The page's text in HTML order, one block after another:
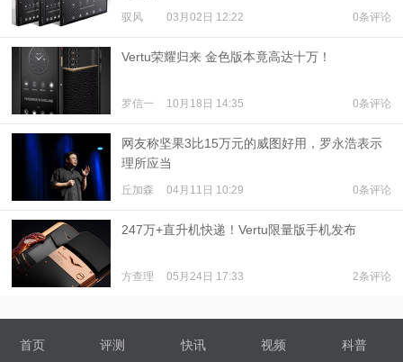
驭风 03月02日 12:22 0条评论
Vertu荣耀归来 金色版本竟高达十万！
罗信一 10月18日 14:35 0条评论
网友称坚果3比15万元的威图好用，罗永浩表示
理所应当
丘加森 04月11日 10:29 0条评论
247万+直升机快递！Vertu限量版手机发布
方查理 05月24日 17:33 2条评论
首页 评测 快讯 视频 科普